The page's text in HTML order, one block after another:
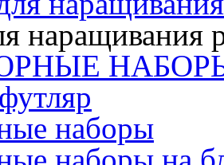
наращивания
наборы